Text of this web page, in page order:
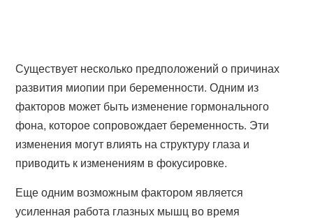
Существует несколько предположений о причинах
развития миопии при беременности. Одним из
факторов может быть изменение гормонального
фона, которое сопровождает беременность. Эти
изменения могут влиять на структуру глаза и
приводить к изменениям в фокусировке.
Еще одним возможным фактором является
усиленная работа глазных мышц во время